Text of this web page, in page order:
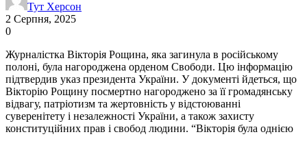
Тут Херсон
2 Серпня, 2025
0
Журналістка Вікторія Рощина, яка загинула в російському
полоні, була нагороджена орденом Свободи. Цю інформацію
підтвердив указ президента України. У документі йдеться, що
Вікторію Рощину посмертно нагороджено за її громадянську
відвагу, патріотизм та жертовність у відстоюванні
суверенітету і незалежності України, а також захисту
конституційних прав і свобод людини. “Вікторія була однією